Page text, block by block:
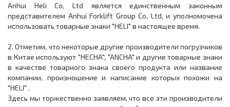
Anhui Heli Co, Ltd является единственным законным
представителем Anhui Forklift Group Co, Ltd, и уполномочена
использовать товарные знаки "HELI" в настоящее время.
2. Отметим, что некоторые другие производители погрузчиков
в Китае используют "HECHA", "ANCHA" и другие товарные знаки
в качестве товарного знака своего продукта или название
компании, произношение и написание которых похожи на
"HELI" .
Здесь мы торжественно заявляем, что все эти производители